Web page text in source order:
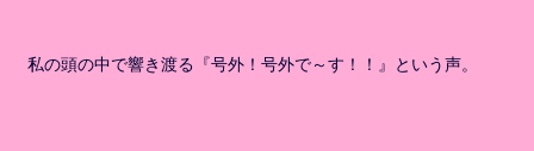
私の頭の中で響き渡る『号外！号外で～す！！』という声。